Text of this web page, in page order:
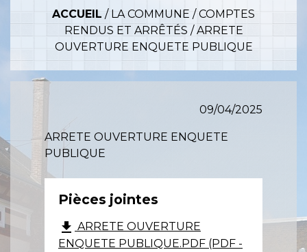
ACCUEIL / LA COMMUNE /COMPTES
RENDUS ET ARRÊTÉS /ARRETE
OUVERTURE ENQUETE PUBLIQUE
09/04/2025
ARRETE OUVERTURE ENQUETE
PUBLIQUE
Pièces jointes
file_download ARRETE OUVERTURE
ENQUETE PUBLIQUE.PDF (PDF -